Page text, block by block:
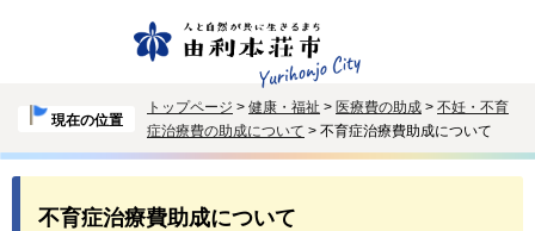
現在の位置
トップページ > 健康・福祉 > 医療費の助成 > 不妊・不育
症治療費の助成について > 不育症治療費助成について
不育症治療費助成について